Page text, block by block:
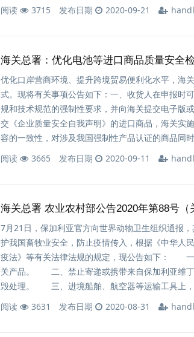
阅读
3715 发布日期 2020-09-21
海关总署：优化电池等进口商品质量安全
优化口岸营商环境、提升跨境贸易便利化水平，海
式。现将有关事项公告如下：一、收货人在申报时
规和技术规范的强制性要求，并向海关提交电子版
交《企业质量安全自我声明》的进口商品，海关实
容的一致性，对涉及我国强制性产品认证的商品同
阅读
3665 发布日期 2020-09-11
海关总署 农业农村部公告2020年第88号
7月21日，保加利亚官方向世界动物卫生组织通报
护我国畜牧业安全，防止疫情传入，根据《中华人
疫法》等有关法律法规的规定，现公告如下： 一
关产品。 二、禁止寄递或携带来自保加利亚维丁
毁处理。 三、进境船舶、航空器等运输工具上
阅读
3631 发布日期 2020-08-31